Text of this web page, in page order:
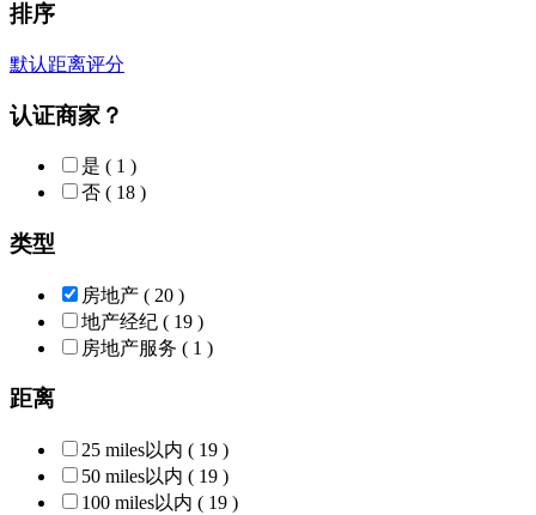
排序
默认距离评分
认证商家？
是 ( 1 )
否 ( 18 )
类型
房地产 ( 20 )
地产经纪 ( 19 )
房地产服务 ( 1 )
距离
25 miles以内 ( 19 )
50 miles以内 ( 19 )
100 miles以内 ( 19 )